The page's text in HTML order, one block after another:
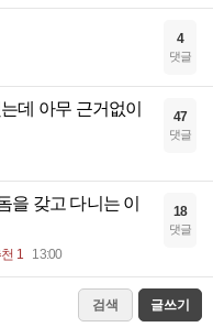
4
댓글
데 아무 근거없이
47
댓글
을 갖고 다니는 이
1 13:00
18
댓글
검색 글쓰기